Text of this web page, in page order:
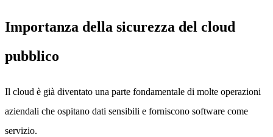
Importanza della sicurezza del cloud
pubblico
Il cloud è già diventato una parte fondamentale di molte operazioni
aziendali che ospitano dati sensibili e forniscono software come
servizio.